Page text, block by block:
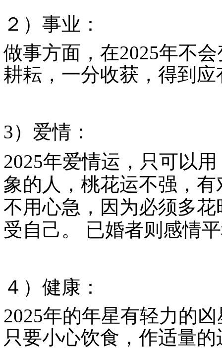
２）事业：
做事方面，在2025年不
耕耘，一分收获，得到
3）爱情：
2025年爱情运，只可以
象的人，桃花运不强，
不用心急，因为必须多
受自己。
已婚者则感情
４）健康：
2025年的年星有轻力的
只要小心饮食，作适量